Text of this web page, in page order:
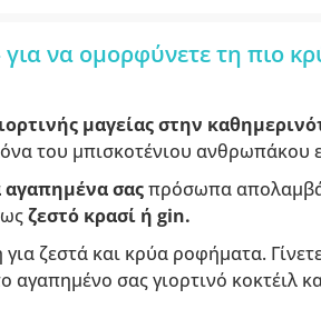
να ομορφύνετε τη πιο
μαγείας στην
του μπισκοτένιου ανθρωπάκου
αγαπημένα σαςπρόσωπα
ζεστό κρασί ή gin.
ζεστά και κρύα ροφήματα.
αγαπημένο σας γιορτινό κοκτέιλ